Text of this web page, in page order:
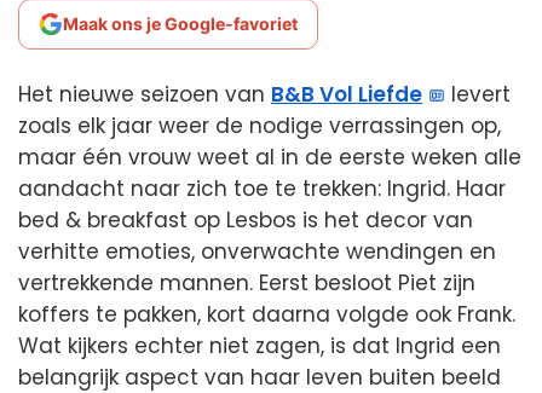
Maak ons je Google-favoriet
Het nieuwe seizoen van B&B Vol Liefde
levert
zoals elk jaar weer de nodige verrassingen op,
maar één vrouw weet al in de eerste weken alle
aandacht naar zich toe te trekken: Ingrid. Haar
bed & breakfast op Lesbos is het decor van
verhitte emoties, onverwachte wendingen en
vertrekkende mannen. Eerst besloot Piet zijn
koffers te pakken, kort daarna volgde ook Frank.
Wat kijkers echter niet zagen, is dat Ingrid een
belangrijk aspect van haar leven buiten beeld